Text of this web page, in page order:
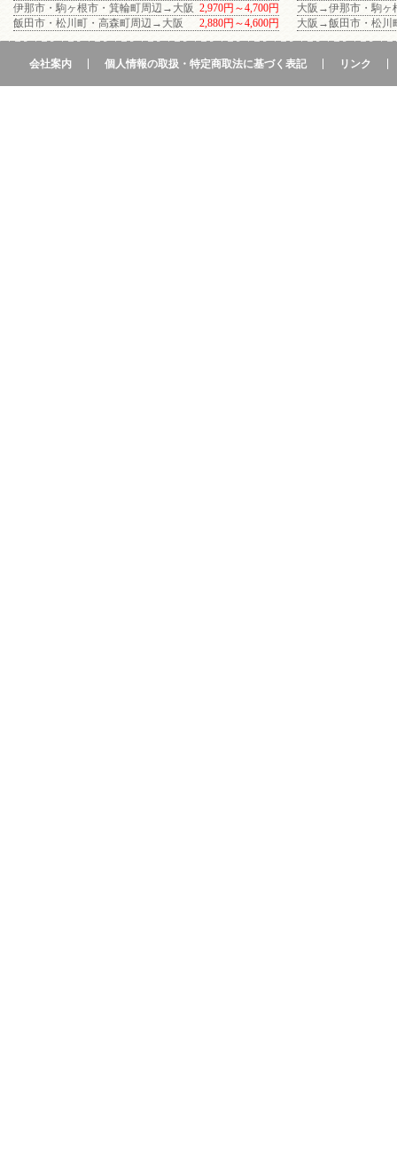
伊那市・駒ヶ根市・箕輪町周辺→大阪 2,970円～4,700円
飯田市・松川町・高森町周辺→大阪
2,880円～4,600円
大阪→伊那市・駒ヶ
大阪→飯田市・松川
会社案内 個人情報の取扱・特定商取法に基づく表記 リンク